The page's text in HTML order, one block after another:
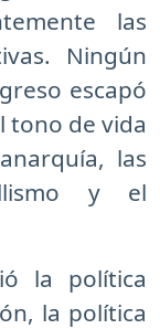
las
Ningún
escapó
tono de vida
las
y el
la política
la política